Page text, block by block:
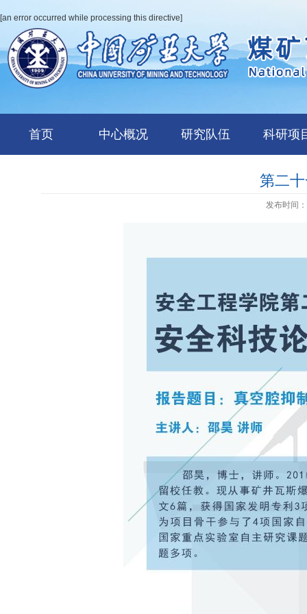
[an error occurred while processing this directive]
首页 中心概况 研究队伍 科研项
第二
发布时间